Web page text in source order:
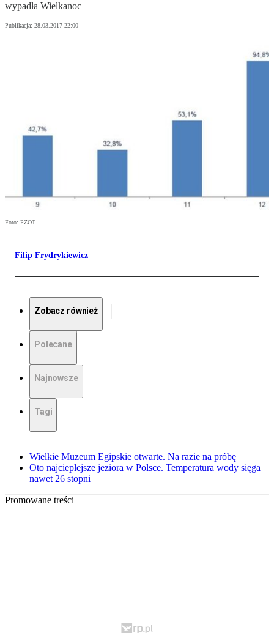
wypadła Wielkanoc
Publikacja: 28.03.2017 22:00
Foto: PZOT
Filip Frydrykiewicz
Zobacz również
Polecane
Najnowsze
Tagi
Wielkie Muzeum Egipskie otwarte. Na razie na próbę
Oto najcieplejsze jeziora w Polsce. Temperatura wody sięga
nawet 26 stopni
Promowane treści